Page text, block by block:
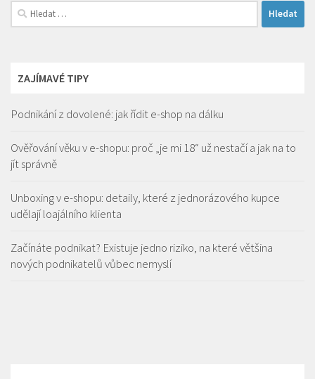
Vyhledávání
ZAJÍMAVÉ TIPY
Podnikání z dovolené: jak řídit e-shop na dálku
Ověřování věku v e-shopu: proč „je mi 18“ už nestačí a jak na to
jít správně
Unboxing v e-shopu: detaily, které z jednorázového kupce
udělají loajálního klienta
Začínáte podnikat? Existuje jedno riziko, na které většina
nových podnikatelů vůbec nemyslí